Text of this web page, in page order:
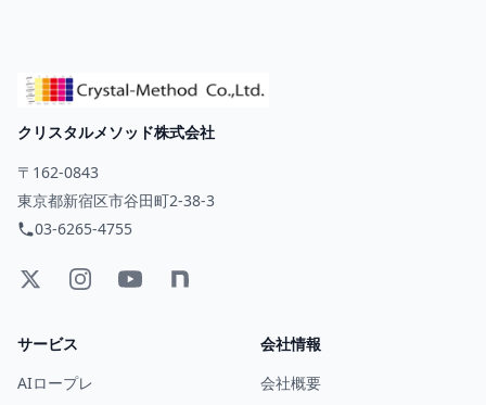
クリスタルメソッド株式会社
〒162-0843
東京都新宿区市谷田町2-38-3
03-6265-4755
サービス
AIロープレ
会社情報
会社概要